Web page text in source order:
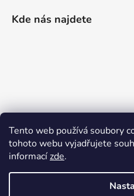
Tento web používá soubory
tohoto webu vyjadřujete
informacízde.
Kde nás najdete